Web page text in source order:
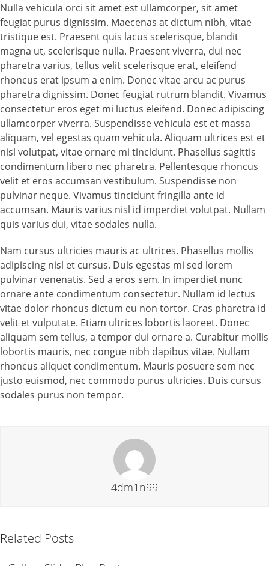
Nulla vehicula orci sit amet est ullamcorper, sit amet
feugiat purus dignissim. Maecenas at dictum nibh, vitae
tristique est. Praesent quis lacus scelerisque, blandit
magna ut, scelerisque nulla. Praesent viverra, dui nec
pharetra varius, tellus velit scelerisque erat, eleifend
rhoncus erat ipsum a enim. Donec vitae arcu ac purus
pharetra dignissim. Donec feugiat rutrum blandit. Vivamus
consectetur eros eget mi luctus eleifend. Donec adipiscing
ullamcorper viverra. Suspendisse vehicula est et massa
aliquam, vel egestas quam vehicula. Aliquam ultrices est et
nisl volutpat, vitae ornare mi tincidunt. Phasellus sagittis
condimentum libero nec pharetra. Pellentesque rhoncus
velit et eros accumsan vestibulum. Suspendisse non
pulvinar neque. Vivamus tincidunt fringilla ante id
accumsan. Mauris varius nisl id imperdiet volutpat. Nullam
quis varius dui, vitae sodales nulla.
Nam cursus ultricies mauris ac ultrices. Phasellus mollis
adipiscing nisl et cursus. Duis egestas mi sed lorem
pulvinar venenatis. Sed a eros sem. In imperdiet nunc
ornare ante condimentum consectetur. Nullam id lectus
vitae dolor rhoncus dictum eu non tortor. Cras pharetra id
velit et vulputate. Etiam ultrices lobortis laoreet. Donec
aliquam sem tellus, a tempor dui ornare a. Curabitur mollis
lobortis mauris, nec congue nibh dapibus vitae. Nullam
rhoncus aliquet condimentum. Mauris posuere sem nec
justo euismod, nec commodo purus ultricies. Duis cursus
sodales purus non tempor.
4dm1n99
Related Posts